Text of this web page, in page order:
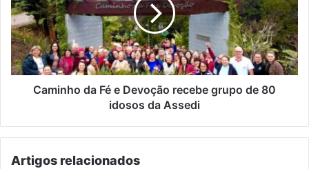
Devoção
recebe
grupo
de
80
idososCaminho da Fé e Devoção recebe grupo de 80
idosos da Assedi
Artigos relacionados